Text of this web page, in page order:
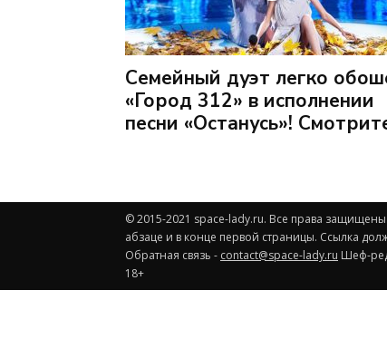
Семейный дуэт легко
«Город 312» в исполнении
песни «Останусь»!
© 2015-2021 space-lady.ru. Все права
абзаце и в конце первой страницы. Ссылка
Обратная связь - contact@space-lady.ru Шеф-
18+